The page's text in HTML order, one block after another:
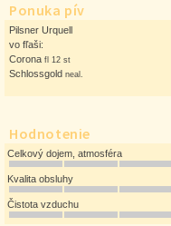
Ponuka pív
Pilsner Urquell
vo fľaši:
Corona fl 12 st
Schlossgold neal.
Hodnotenie
Celkový dojem, atmosféra
Kvalita obsluhy
Čistota vzduchu